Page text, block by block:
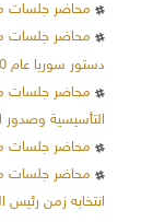
محاضر جلسات مجلس
محاضر جلسات
دستور سوريا عام 1950م
التأسيسية وصدور
محاضر جلسات مجلس النواب
انتخابه زمن رئيس